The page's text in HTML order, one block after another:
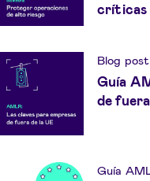
críticas
Blog post
Guía
de
Guía